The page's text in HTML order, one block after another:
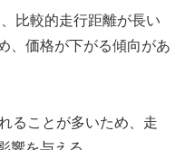
比較的走行距離が長い
、価格が下がる傾向があ
ることが多いため、走